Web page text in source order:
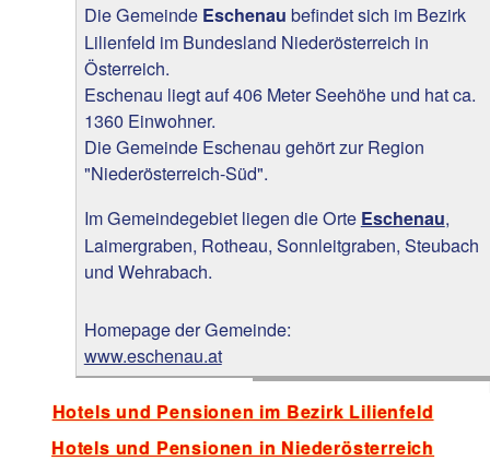
Die Gemeinde Eschenau befindet sich im Bezirk
Lilienfeld im Bundesland Niederösterreich in
Österreich.
Eschenau liegt auf 406 Meter Seehöhe und hat ca.
1360 Einwohner.
Die Gemeinde Eschenau gehört zur Region
"Niederösterreich-Süd".
Im Gemeindegebiet liegen die Orte Eschenau,
Laimergraben, Rotheau, Sonnleitgraben, Steubach
und Wehrabach.
Homepage der Gemeinde:
www.eschenau.at
Hotels und Pensionen im Bezirk Lilienfeld
Hotels und Pensionen in Niederösterreich